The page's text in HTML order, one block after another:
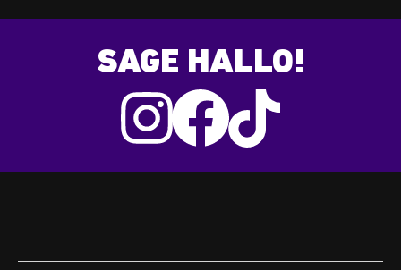
SAGE HALLO!